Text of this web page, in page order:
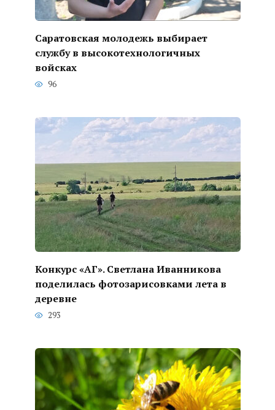
Саратовская молодежь выбирает
службу в высокотехнологичных
войсках
96
Конкурс «АГ». Светлана Иванникова
поделилась фотозарисовками лета в
деревне
293